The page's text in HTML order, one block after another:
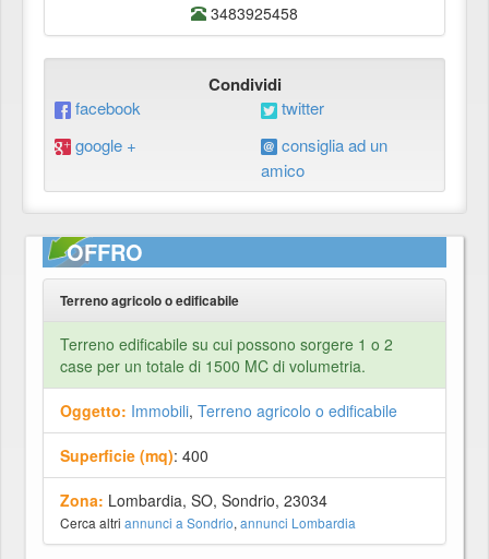
3483925458
Condividi
facebook
twitter
google +
consiglia ad un
amico
OFFRO
Terreno agricolo o edificabile
Terreno edificabile su cui possono sorgere 1 o 2
case per un totale di 1500 MC di volumetria.
Oggetto: Immobili, Terreno agricolo o edificabile
Superficie (mq): 400
Zona: Lombardia, SO, Sondrio, 23034
Cerca altri annunci a Sondrio, annunci Lombardia